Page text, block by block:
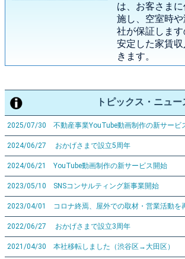
は、お客さま
施し、空室時
社が保証しま
安定した家賃
きます。
トピックス・ニュー
2025/07/30 不動産事業YouTube動画制作の新サービ
2024/06/27 おかげさまで設立5周年
2024/06/21 YouTube動画制作の新サービス開始
2023/05/10 SNSコンサルティング新事業開始
2023/04/01 コロナ終焉、屋外での取材・営業活動を
2022/06/27 おかげさまで設立3周年
2021/04/30 本社移転しました（渋谷区→大田区）